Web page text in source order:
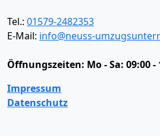
Tel.: 01579-2482353
E-Mail: info@neuss-
Öffnungszeiten: Mo - Sa: 09:00
Impressum
Datenschutz